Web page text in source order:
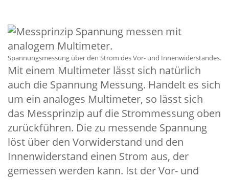
Spannungsmessung über den Strom des Vor- und Innenwiderstandes.
Mit einem Multimeter lässt sich natürlich
auch die Spannung Messung. Handelt es sich
um ein analoges Multimeter, so lässt sich
das Messprinzip auf die Strommessung oben
zurückführen. Die zu messende Spannung
löst über den Vorwiderstand und den
Innenwiderstand einen Strom aus, der
gemessen werden kann. Ist der Vor- und